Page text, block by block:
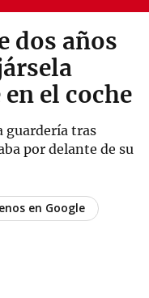
dos años
el coche
guardería tras
por delante de su
en Google